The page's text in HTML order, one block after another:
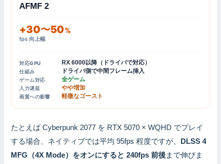
AFMF 2
+30〜50%
fps 向上幅
対応GPU RX 6000以降（ドライバで対応）
仕組み ドライバ側で中間フレーム挿入
ゲーム対応 全ゲーム
入力遅延 やや増加
画質への影響 軽微なゴースト
たとえば Cyberpunk 2077 を RTX 5070 × WQHD でプレイ
する場合、ネイティブでは平均 95fps 程度ですが、 DLSS 4
MFG（4X Mode）をオンにすると 240fps 前後まで伸びま